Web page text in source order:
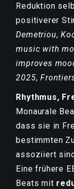
Reduktion
positiverer
Demetriou,
music with
improves
2025,
Rhythmus,
Monaurale
dass sie in
bestimmten
assoziiert
Eine frühere
Beats mit